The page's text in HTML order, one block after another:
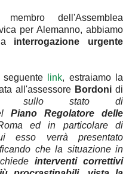
dell'Assemblea
per Alemanno, abbiamo
interrogazione urgente
link, estraiamo la
all'assessore Bordonidi
sullo stato di
Piano Regolatore delle
ed in particolare di
verrà presentato
che la situazione in
interventi correttivi